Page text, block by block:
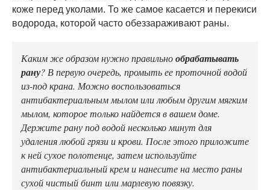
коже перед уколами. То же самое касается и перекиси
водорода, которой часто обеззараживают раны.
Каким же образом нужно правильнообрабатывать
рану? В первую очередь, промыть ее проточной водой
из-под крана. Можно воспользоваться
антибактериальным мылом или любым другим мягким
мылом, которое только найдется в вашем доме.
Держите рану под водой несколько минут для
удаления любой грязи и крови. После этого приложите
к ней сухое полотенце, затем используйте
антибактериальный крем и нанесите на место раны
сухой чистый бинт или марлевую повязку.